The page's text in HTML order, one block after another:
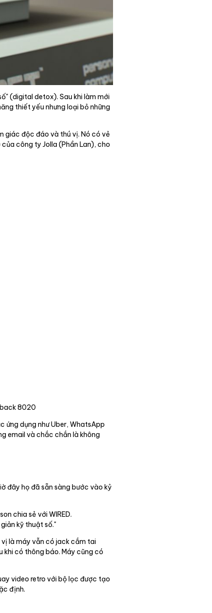
(digital detox). Sau khi làm mới
thiết yếu nhưng loại bỏ những
giác độc đáo và thú vị. Nó có vẻ
công ty Jolla (Phần Lan), cho
8020
ứng dụng như Uber, WhatsApp
email và chắc chắn là không
đây họ đã sẵn sàng bước vào kỷ
chia sẻ với WIRED.
kỹ thuật số."
vị là máy vẫn có jack cắm tai
có thông báo. Máy cũng có
video retro với bộ lọc được tạo
định.